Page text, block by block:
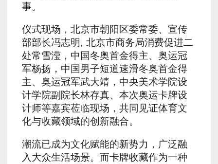
事。
仪式现场，北京市朝阳区委常委、宣传
部部长冯志明, 北京市商务局消费促进二
处常雪滢，中国冬奥首金得主、奥运冠
军杨扬，中国男子短道速滑冬奥首金得
主、奥运冠军武大靖，中央美术学院设
计学院副院长林存真、本次奥运卡牌设
计师等嘉宾莅临现场，共同见证体育文
化与收藏领域的创新融合。
潮流已成为文化赋能的新势力，广泛融
入大众生活场景。而卡牌收藏作为一种